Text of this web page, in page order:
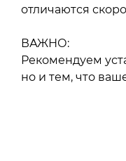
отличаются
ВАЖНО:
Рекомендуем
но и тем, что